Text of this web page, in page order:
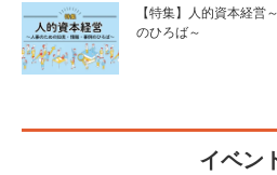
【特集】人的資本経営
のひろば～
イベン